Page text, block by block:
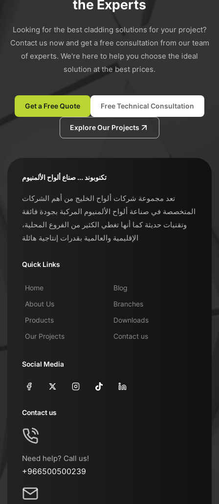
the Experts
Looking for the best cladding solutions for your project?
Contact us now and get a free consultation from our team
of experts. We're here to help you choose the ideal
solution at the best prices.
Get a Free Quote Free Technical Consultation
Explore Our Projects
تكنوبوند ... صناع ألواح الألمنيوم
تعد مجموعة شركات ألواح الخليج من أهم الشركات
المتخصصة في صناعة ألواح الألمنيوم المركبة بجودة فائقة
وتقنيات حديثة كما أنها تغطي الكثير من الفروع المحلية،
الإقليمية والعالمية بقدرات إنتاجية هائلة
Quick Links
Home
About Us
Products
Our Projects
Blog
Branches
Downloads
Contact us
Social Media
Contact us
Need help? Call us!
+966500500239